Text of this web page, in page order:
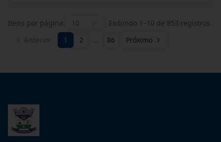
Itens por página: 10 Exibindo 1 –10 de 853 registros
1 2 … 86 Próximo